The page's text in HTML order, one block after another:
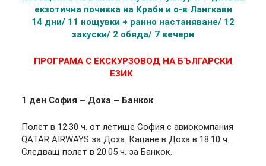
екзотична почивка на Краби и о-в Лангкави
14 дни/ 11 нощувки + ранно настаняване/ 12
закуски/ 2 обяда/ 7 вечери
ПРОГРАМА С ЕКСКУРЗОВОД НА БЪЛГАРСКИ
ЕЗИК
1 ден София – Доха – Банкок
Полет в 12.30 ч. от летище София с авиокомпания
QATAR AIRWAYS за Доха. Кацане в Доха в 18.10 ч.
Следващ полет в 20.05 ч. за Банкок.